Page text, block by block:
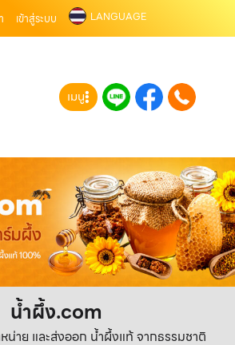
เข้าสู่ระบบ LANGUAGE
เมนู
น้ำผึ้ง.com
าย และส่งออก น้ำผึ้งแท้ จากธรรมชาติ